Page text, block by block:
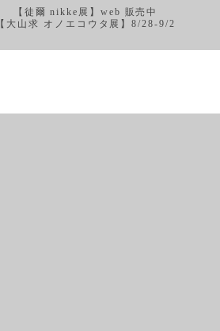
【徒爾 nikke展】web 販売中
【大山求 オノエコウタ展】8/28-9/2